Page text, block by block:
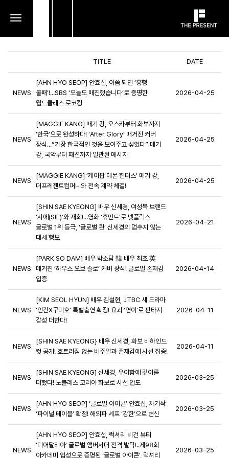
toggle
TITLE DATE
NEWS
[AHN HYO SEOP] 안효섭, 이쯤 되면 ‘흥행
불패’!...SBS ‘오늘도 매진했습니다’로 증명한
월드클래스 로코킹
2026-04-25
NEWS
[MAGGIE KANG] 매기 강, 오스카부터 화보까지
‘한국’으로 완성하다! ‘After Glory’ 매거진 커버
장식...“가장 한국적인 것을 보여주고 싶었다” 매기
강, 국악부터 패션까지 일관된 메시지
2026-04-25
NEWS
[MAGGIE KANG] ’케이팝 데몬 헌터스’ 매기 강,
더프레젠트컴퍼니와 전속 계약 체결!
2026-04-25
NEWS
[SHIN SAE KYEONG] 배우 신세경, 여성복 브랜드
‘시에(SIE)’와 재회!...영화 ‘휴민트’로 넷플릭스
글로벌 1위 등극, ‘글로벌 퀸’ 신세경의 멈추지 않는
대세 행보
2026-04-21
NEWS
[PARK SO DAM] 배우 박소담 韓 배우 최초 英
매거진 ‘하우스 오브 솔로’ 커버 장식! 글로벌 존재감
입증
2026-04-14
NEWS
[KIM SEOL HYUN] 배우 김설현, JTBC 새 드라마
‘인간X구미호’ 특별출연 확정! 요괴 ‘연이’로 판타지
감성 더한다!
2026-04-11
NEWS
[SHIN SAE KYEONG} 배우 신세경, 화보 비하인드
컷 공개! 흐트러짐 없는 비주얼과 존재감에 시선 집중!
2026-04-11
NEWS
[SHIN SAE KYEONG] 신세경, 우아함에 깊이를
더했다! 노블레스 코리아 화보로 시선 압도
2026-03-25
NEWS
[AHN HYO SEOP] ‘글로벌 아이콘’ 안효섭, 차기작
‘파이널 테이블’ 확정! 해외파 셰프 ‘강한’으로 변신
2026-03-25
NEWS
[AHN HYO SEOP] 안효섭, 럭셔리 비건 뷰티
‘디어달리아’ 글로벌 앰버서더 전격 발탁!..제98회
아카데미 입성으로 증명된 ‘글로벌 아이콘’, 럭셔리
2026-03-25